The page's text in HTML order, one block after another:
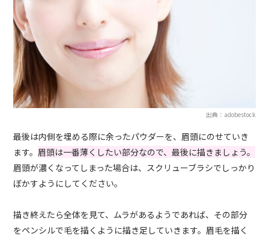
出典：adobestock
最後は内側を埋める際に余ったパウダーを、眉頭にのせていき
ます。眉頭は一番薄くしたい部分なので、最後に描きましょう。
眉頭が濃くなってしまった場合は、スクリューブラシでしっかり
ぼかすようにしてください。
描き終えたら全体を見て、ムラがあるようであれば、その部分
をペンシルで毛を描くように描き足していきます。眉毛を描く